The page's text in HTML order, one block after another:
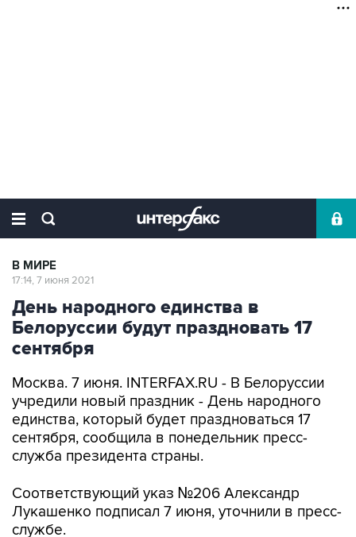
В МИРЕ
17:14, 7 июня 2021
День народного единства в
Белоруссии будут праздновать 17
сентября
Москва. 7 июня. INTERFAX.RU - В Белоруссии
учредили новый праздник - День народного
единства, который будет праздноваться 17
сентября, сообщила в понедельник пресс-
служба президента страны.
Соответствующий указ №206 Александр
Лукашенко подписал 7 июня, уточнили в пресс-
службе.